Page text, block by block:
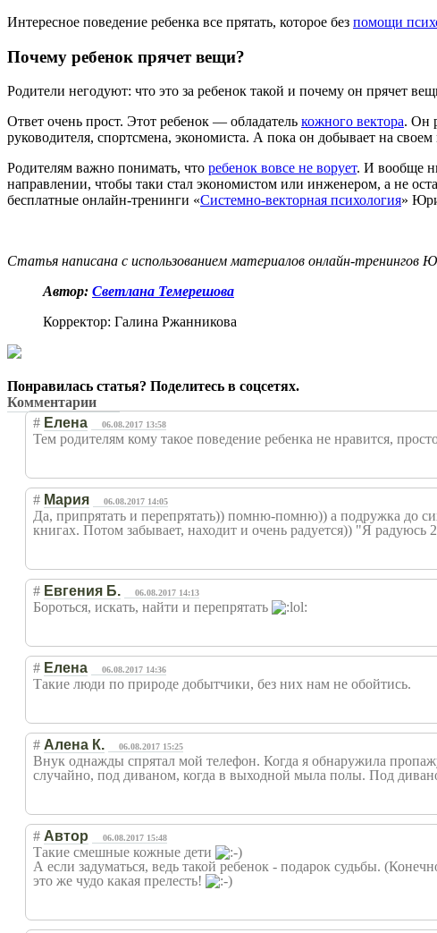
Интересное поведение ребенка все прятать, которое без помощи
Почему ребенок прячет вещи?
Родители негодуют: что это за ребенок такой и почему он прячет
Ответ очень прост. Этот ребенок — обладатель кожного вектора. Он
руководителя, спортсмена, экономиста. А пока он добывает на
Родителям важно понимать, что ребенок вовсе не ворует. И вообще
направлении, чтобы таки стал экономистом или инженером, а не
бесплатные онлайн-тренинги «Системно-векторная психология»
Статья написана с использованием материалов онлайн-тренингов
Автор: Светлана Темерешова
Корректор: Галина Ржанникова
Понравилась статья? Поделитесь в соцсетях.
Комментарии
# Елена 06.08.2017 13:58
Тем родителям кому такое поведение ребенка не нравится,
# Мария 06.08.2017 14:05
Да, припрятать и перепрятать)) помню-помню)) а подружка до
книгах. Потом забывает, находит и очень радуется)) "Я радуюсь
# Евгения Б. 06.08.2017 14:13
Бороться, искать, найти и перепрятать
# Елена 06.08.2017 14:36
Такие люди по природе добытчики, без них нам не обойтись.
# Алена К. 06.08.2017 15:25
Внук однажды спрятал мой телефон. Когда я обнаружила
случайно, под диваном, когда в выходной мыла полы. Под
# Автор 06.08.2017 15:48
Такие смешные кожные дети
А если задуматься, ведь такой ребенок - подарок судьбы.
это же чудо какая прелесть!